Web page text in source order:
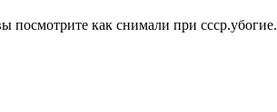
посмотрите как снимали при ссср.убогие.